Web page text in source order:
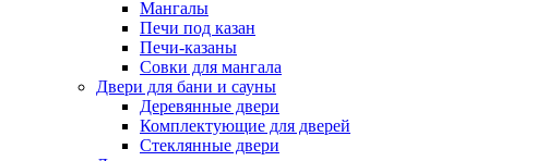
Мангалы
Печи под казан
Печи-казаны
Совки для мангала
Двери для бани и сауны
Деревянные двери
Комплектующие для дверей
Стеклянные двери